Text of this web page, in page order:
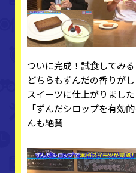
ついに完成！試食してみ
どちらもずんだの香りが
スイーツに仕上がりました
「ずんだシロップを有効
んも絶賛